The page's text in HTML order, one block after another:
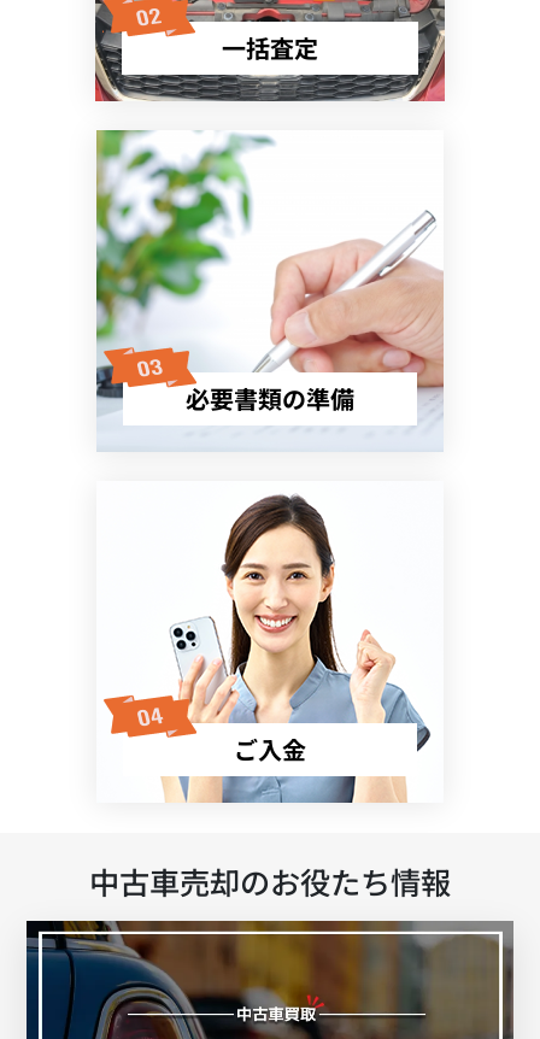
一括査定
必要書類の準備
ご入金
中古車売却のお役たち情報